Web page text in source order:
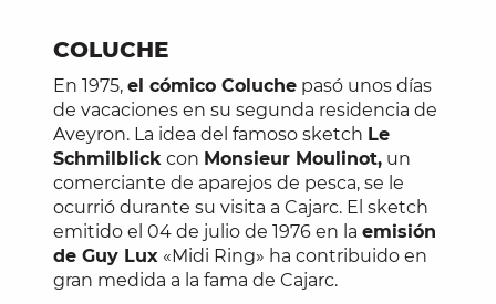
COLUCHE
En 1975, el cómico Coluche pasó unos días
de vacaciones en su segunda residencia de
Aveyron. La idea del famoso sketch Le
Schmilblick con Monsieur Moulinot, un
comerciante de aparejos de pesca, se le
ocurrió durante su visita a Cajarc. El sketch
emitido el 04 de julio de 1976 en la emisión
de Guy Lux «Midi Ring» ha contribuido en
gran medida a la fama de Cajarc.